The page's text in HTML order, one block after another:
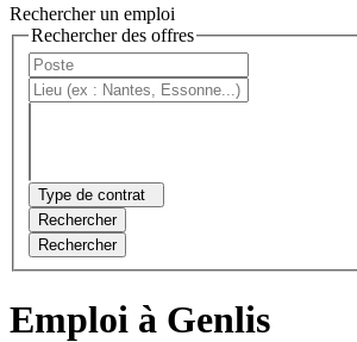
Rechercher un emploi
Rechercher des offres
Type de contrat
Rechercher
Rechercher
Emploi à Genlis